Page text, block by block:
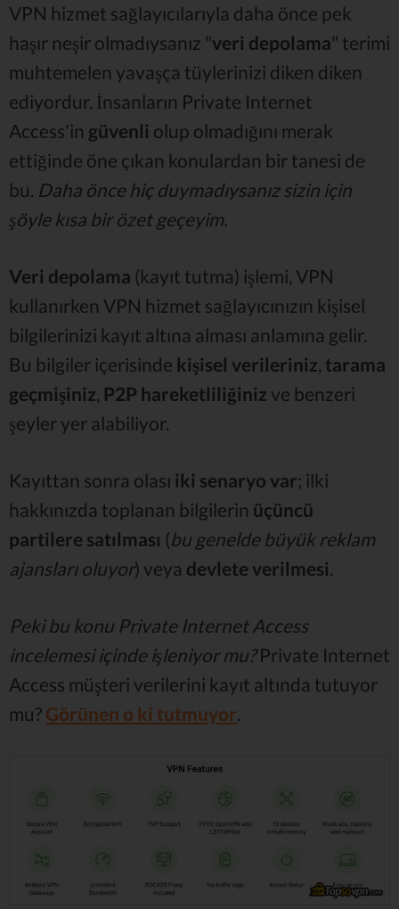
VPN hizmet sağlayıcılarıyla daha önce pek
haşır neşir olmadıysanız "veri depolama" terimi
muhtemelen yavaşça tüylerinizi diken diken
ediyordur. İnsanların Private Internet
Access'in güvenli olup olmadığını merak
ettiğinde öne çıkan konulardan bir tanesi de
bu. Daha önce hiç duymadıysanız sizin için
şöyle kısa bir özet geçeyim.
Veri depolama (kayıt tutma) işlemi, VPN
kullanırken VPN hizmet sağlayıcınızın kişisel
bilgilerinizi kayıt altına alması anlamına gelir.
Bu bilgiler içerisinde kişisel verileriniz tarama
geçmişiniz P2P hareketliliğiniz ve benzeri
şeyler yer alabiliyor.
Kayıttan sonra olası iki senaryo var; ilki
hakkınızda toplanan bilgilerin üçüncü
partilere satılması (bu genelde büyük reklam
ajansları oluyor) veya devlete verilmesi.
Peki bu konu Private Internet Access
incelemesi içinde işleniyor mu?Private Internet
Access müşteri verilerini kayıt altında tutuyor
mu? Görünen o ki tutmuyor.